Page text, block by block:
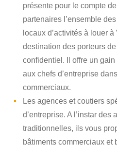
présente pour le compte
partenaires l’ensemble
locaux d’activités à louer
destination des porteurs
confidentiel. Il offre un
aux chefs d’entreprise
commerciaux.
Les agences et coutiers
d’entreprise. A l’instar
traditionnelles, ils vous
bâtiments commerciaux et